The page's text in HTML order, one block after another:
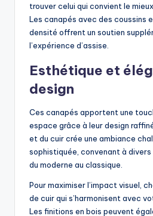
trouver celui qui convient le
Les canapés avec des coussins
densité offrent un soutien
l’expérience d’assise.
Esthétique et
design
Ces canapés apportent une
espace grâce à leur design
et du cuir crée une ambiance
sophistiquée, convenant à
du moderne au classique.
Pour maximiser l’impact visuel,
de cuir qui s’harmonisent avec
Les finitions en bois peuvent